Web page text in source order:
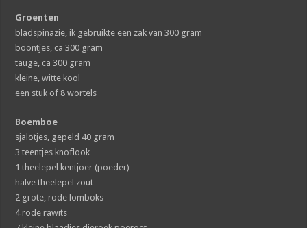
Groenten
bladspinazie, ik gebruikte een zak van 300 gram
boontjes, ca 300 gram
tauge, ca 300 gram
kleine, witte kool
een stuk of 8 wortels
Boemboe
sjalotjes, gepeld 40 gram
3 teentjes knoflook
1 theelepel kentjoer (poeder)
halve theelepel zout
2 grote, rode lomboks
4 rode rawits